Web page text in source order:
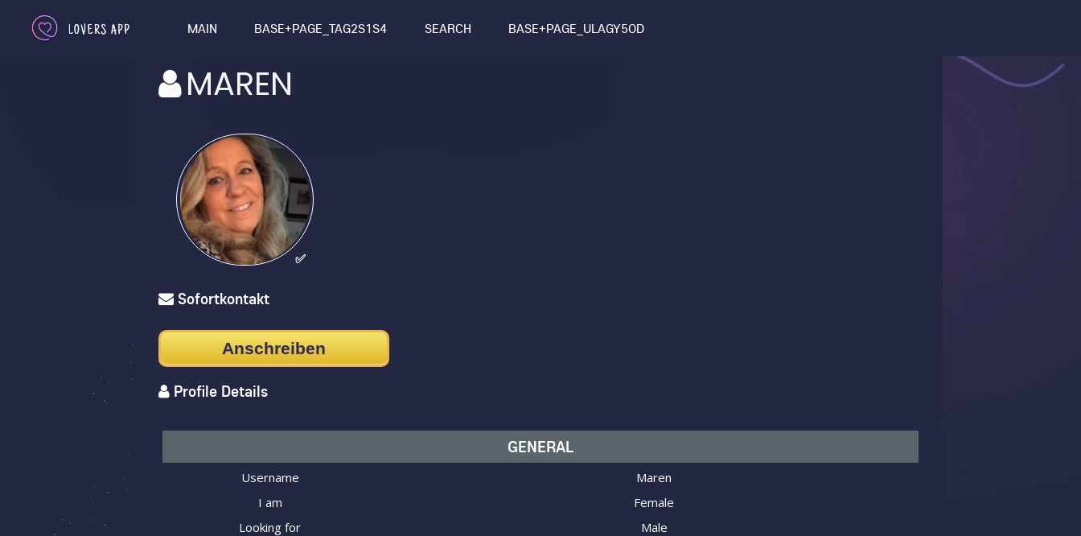
MAIN BASE+PAGE_TAG2S1S4 SEARCH BASE+PAGE_ULAGY5OD
MAREN
✅
Sofortkontakt
Anschreiben
Profile Details
GENERAL
Username
Maren
I am
Female
Looking for
Male